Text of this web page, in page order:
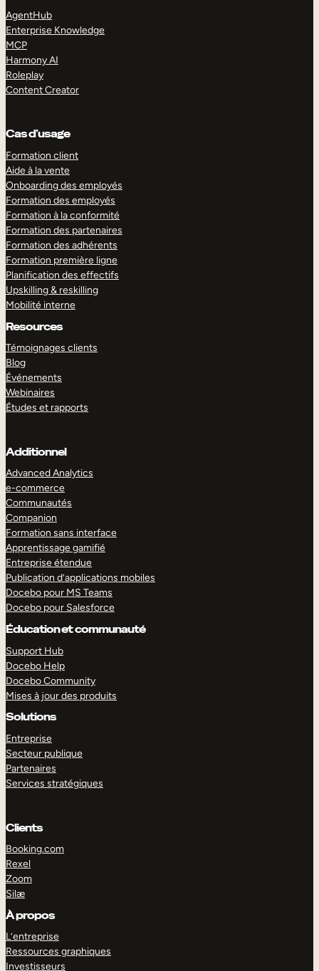
AgentHub
Enterprise Knowledge
MCP
Harmony AI
Roleplay
Content Creator
Cas d’usage
Formation client
Aide à la vente
Onboarding des employés
Formation des employés
Formation à la conformité
Formation des partenaires
Formation des adhérents
Formation première ligne
Planification des effectifs
Upskilling & reskilling
Mobilité interne
Resources
Témoignages clients
Blog
Événements
Webinaires
Études et rapports
Additionnel
Advanced Analytics
e-commerce
Communautés
Companion
Formation sans interface
Apprentissage gamifié
Entreprise étendue
Publication d’applications mobiles
Docebo pour MS Teams
Docebo pour Salesforce
Éducation et communauté
Support Hub
Docebo Help
Docebo Community
Mises à jour des produits
Solutions
Entreprise
Secteur publique
Partenaires
Services stratégiques
Clients
Booking.com
Rexel
Zoom
Silæ
À propos
L’entreprise
Ressources graphiques
Investisseurs